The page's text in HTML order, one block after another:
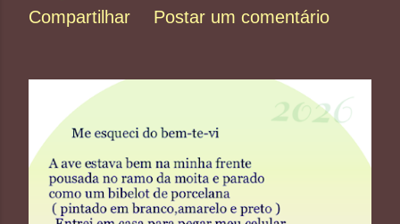
Compartilhar
Postar um comentário